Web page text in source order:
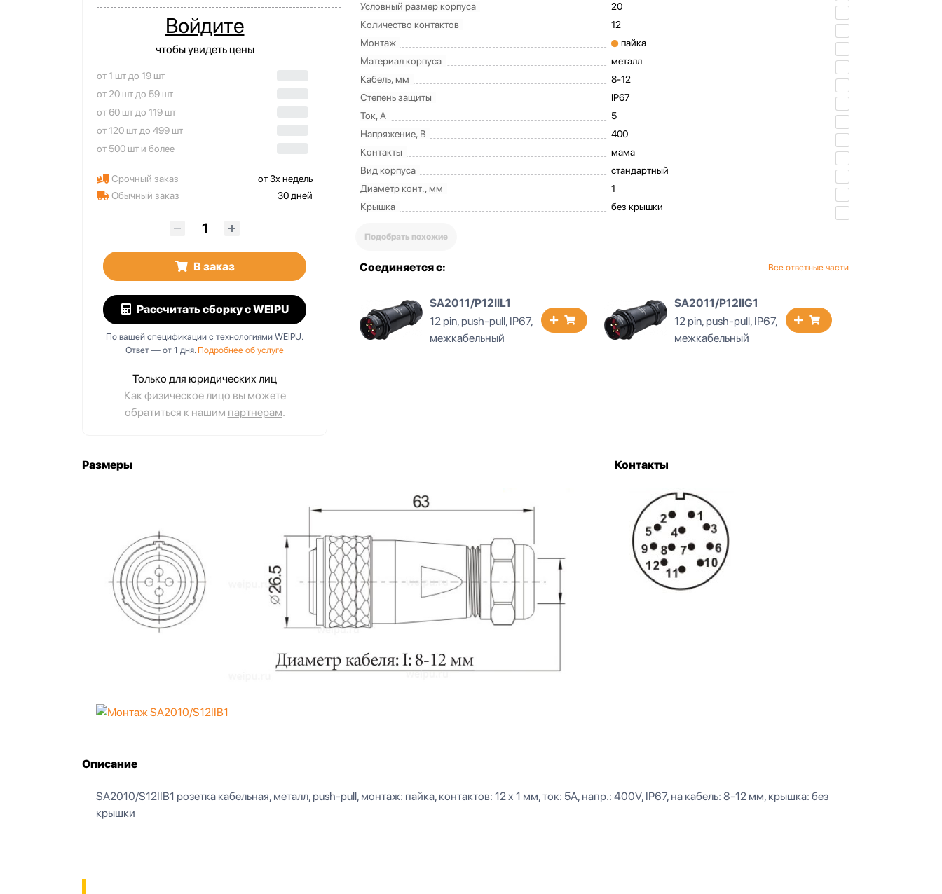
Войдите
чтобы увидеть цены
от 1 шт до 19 шт
от 20 шт до 59 шт
от 60 шт до 119 шт
от 120 шт до 499 шт
от 500 шт и более
Срочный заказ
от 3х недель
Обычный заказ
30 дней
В заказ
Рассчитать сборкус WEIPU
По вашей спецификации с технологиями WEIPU.
Ответ — от 1 дня. Подробнее об услуге
Только для юридических лиц
Как физическое лицо вы можете
обратиться к нашим партнерам.
Условный размер корпуса
20
Количество контактов
12
Монтаж
пайка
Материал корпуса
металл
Кабель, мм
8-12
Степень защиты
IP67
Ток, А
5
Напряжение, В
400
Контакты
мама
Вид корпуса
стандартный
Диаметр конт., мм
1
Крышка
без крышки
Подобрать похожие
Соединяется с: Все ответные части
SA2011/P12IIL1
межкабельный
SA2011/P12IIG1
12 pin, push-pull, IP67,
межкабельный
SA2011/P12IIB1
12 pin, push-pull, IP67,
межкабельный
Размеры Контакты
Описание
SA2010/S12IIB1 розетка кабельная, металл, push-pull, монтаж: пайка, контактов: 12 x 1 мм, ток: 5А, напр.: 400V, IP67, на кабель: 8-12 мм, крышка: без
крышки